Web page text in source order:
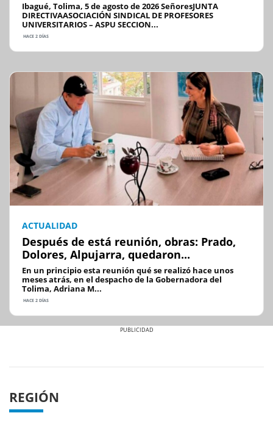
Ibagué, Tolima, 5 de agosto de 2026 SeñoresJUNTA
DIRECTIVAASOCIACIÓN SINDICAL DE PROFESORES
UNIVERSITARIOS – ASPU SECCION...
HACE 2 DÍAS
ACTUALIDAD
Después de está reunión, obras: Prado,
Dolores, Alpujarra, quedaron...
En un principio esta reunión qué se realizó hace unos
meses atrás, en el despacho de la Gobernadora del
Tolima, Adriana M...
HACE 2 DÍAS
REGIÓN